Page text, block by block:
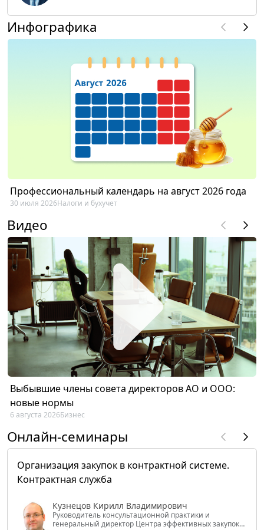
Инфографика
Профессиональный календарь на август 2026 года
30 июля 2026Налоги и бухучет
Видео
Выбывшие члены совета директоров АО и ООО:
новые нормы
6 августа 2026Бизнес
Онлайн-семинары
Организация закупок в контрактной системе.
Контрактная служба
Кузнецов Кирилл Владимирович
Руководитель консультационной практики и
генеральный директор Центра эффективных закупок